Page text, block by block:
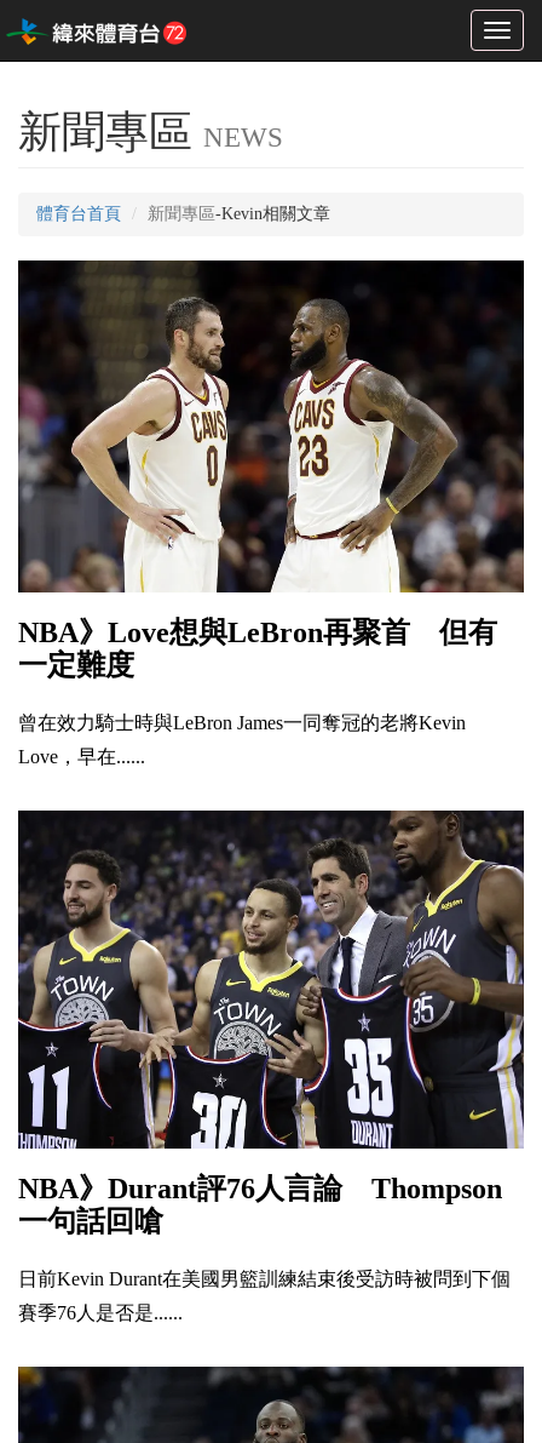
Toggle
新聞專區 NEWS
體育台首頁 新聞專區-Kevin相關文章
NBA》Love想與LeBron再聚首 但有
一定難度
曾在效力騎士時與LeBron James一同奪冠的老將Kevin
Love，早在......
NBA》Durant評76人言論 Thompson
一句話回嗆
日前Kevin Durant在美國男籃訓練結束後受訪時被問到下個
賽季76人是否是......